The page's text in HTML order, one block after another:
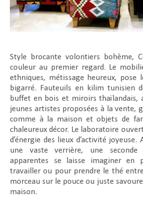
Style brocante volontiers bohème,
couleur au premier regard. Le
ethniques, métissage heureux, pose
bigarré. Fauteuils en kilim tunisien
buffet en bois et miroirs thaïlandais,
jeunes artistes proposées à la vente,
comme à la maison et objets de
chaleureux décor. Le laboratoire
d’énergie des lieux d’activité joyeuse.
une vaste verrière, une
apparentes se laisse imaginer en
travailler ou pour prendre le thé
morceau sur le pouce ou juste
maison.